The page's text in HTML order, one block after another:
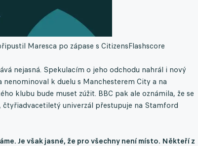
Maresca po zápase s CitizensFlashscore
nejasná. Spekulacím o jeho odchodu nahrál i nový
k duelu s Manchesterem City a na
klubu bude muset zúžit. BBC pak ale oznámila, že se
univerzál přestupuje na Stamford
Je však jasné, že pro všechny není místo. Někteří z